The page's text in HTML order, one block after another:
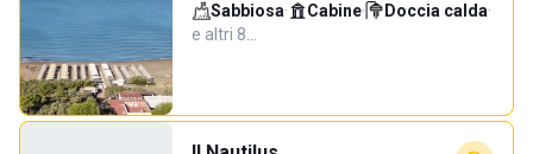
Sabbiosa· Cabine· Doccia calda·
e altri 8…